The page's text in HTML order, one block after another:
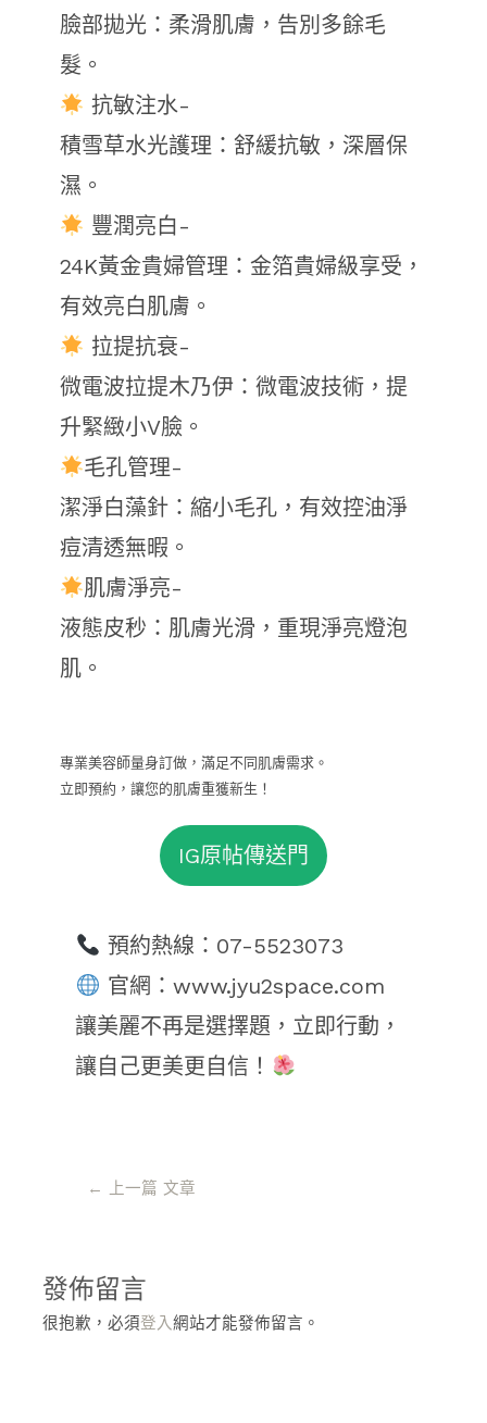
臉部拋光：柔滑肌膚，告別多餘毛
髮。
抗敏注水-
積雪草水光護理：舒緩抗敏，深層保
濕。
豐潤亮白-
24K黃金貴婦管理：金箔貴婦級享受，
有效亮白肌膚。
拉提抗衰-
微電波拉提木乃伊：微電波技術，提
升緊緻小V臉。
毛孔管理-
潔淨白藻針：縮小毛孔，有效控油淨
痘清透無暇。
肌膚淨亮-
液態皮秒：肌膚光滑，重現淨亮燈泡
肌。
專業美容師量身訂做，滿足不同肌膚需求。
立即預約，讓您的肌膚重獲新生！
IG原帖傳送門
預約熱線：07-5523073
官網：www.jyu2space.com
讓美麗不再是選擇題，立即行動，
讓自己更美更自信！
← 上一篇 文章
發佈留言
很抱歉，必須登入網站才能發佈留言。